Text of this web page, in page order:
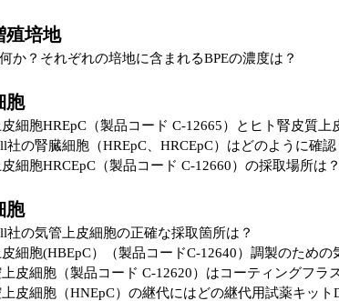
殖培地
か？それぞれの培地に含まれるBPEの濃度は？
胞
細胞HREpC（製品コード C-12665）とヒト腎皮質上
社の腎臓細胞（HREpC、HRCEpC）はどのように確認
細胞HRCEpC（製品コード C-12660）の採取場所は
胞
社の気管上皮細胞の正確な採取箇所は？
細胞(HBEpC）（製品コードC-12640）調製のため
皮細胞（製品コード C-12620）はコーティングフラ
皮細胞（HNEpC）の継代にはどの継代用試薬キット